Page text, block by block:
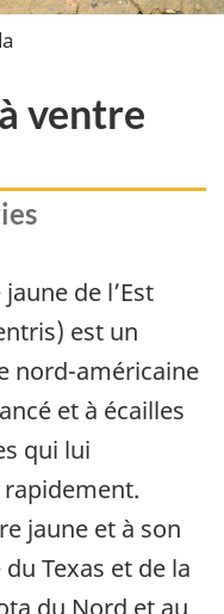
ventre
de l’Est
est un
nord-américaine
et à écailles
qui lui
jaune et à son
Texas et de la
du Nord et au